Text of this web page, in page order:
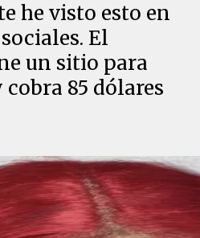
he visto esto en
El
un sitio para
85 dólares